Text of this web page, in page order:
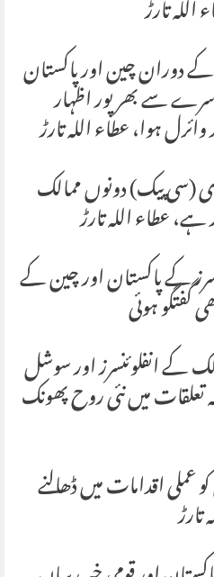
تارڑ
دوران چین اور پاکستان
سے بھرپور اظہار
ہوا، عطاء اللہ تارڑ
(سی پیک) دونوں ممالک
عطاء اللہ تارڑ
کے پاکستان اور چین کے
ہوئی
کے انفلوئنسرز اور سوشل
تعلقات میں نئی روح پھونک
عملی اقدامات میں ڈھالنے